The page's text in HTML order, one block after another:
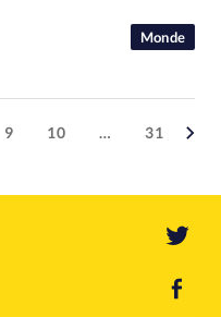
Monde
9 10 … 31